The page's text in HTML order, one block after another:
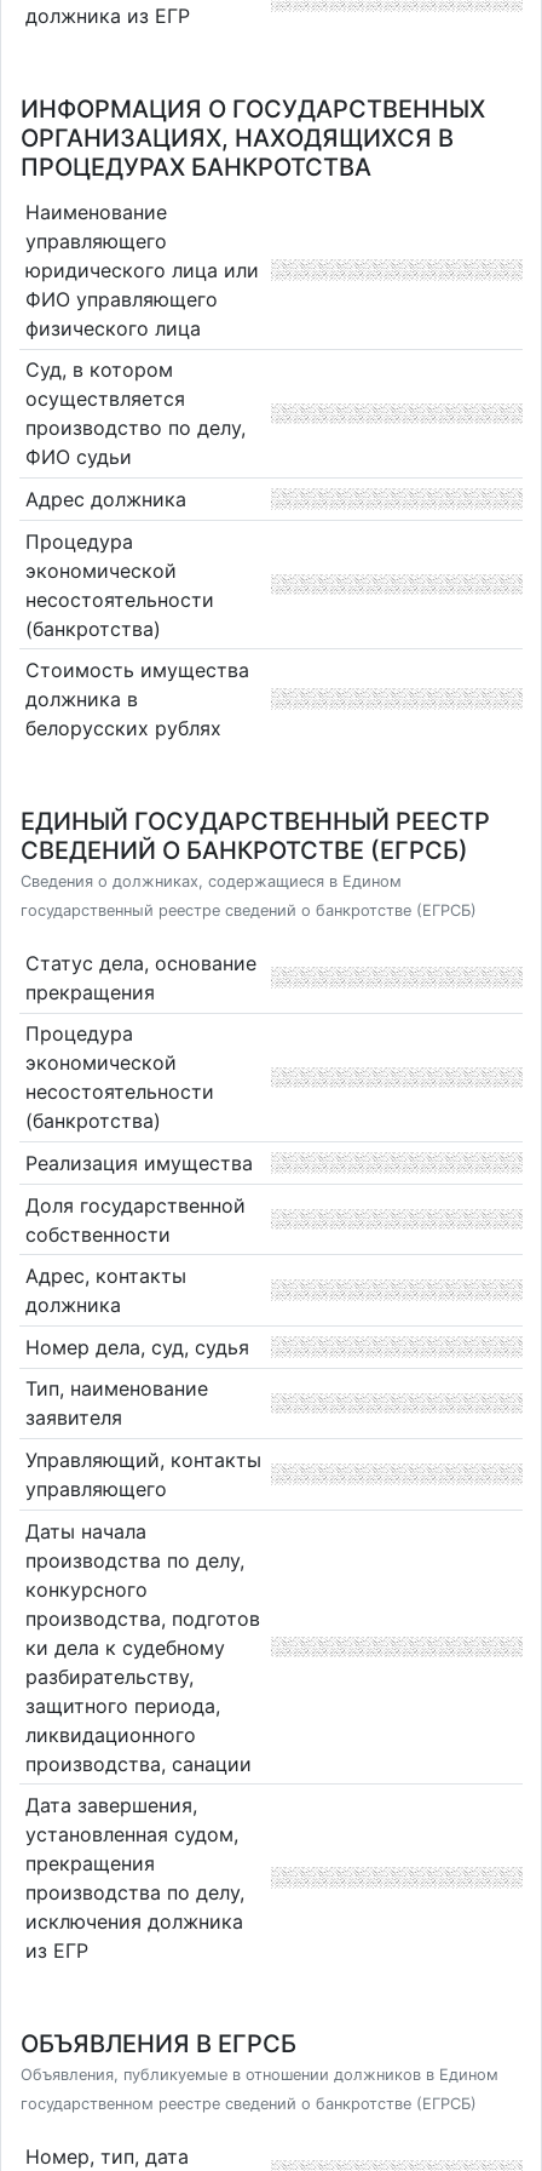
должника из ЕГР
ИНФОРМАЦИЯ О ГОСУДАРСТВЕННЫХ
ОРГАНИЗАЦИЯХ, НАХОДЯЩИХСЯ В
ПРОЦЕДУРАХ БАНКРОТСТВА
Наименование
управляющего
юридического лица или
ФИО управляющего
физического лица
Суд, в котором
осуществляется
производство по делу,
ФИО судьи
Адрес должника
Процедура
экономической
несостоятельности
(банкротства)
Стоимость имущества
должника в
белорусских рублях
ЕДИНЫЙ ГОСУДАРСТВЕННЫЙ РЕЕСТР
СВЕДЕНИЙ О БАНКРОТСТВЕ (ЕГРСБ)
Сведения о должниках, содержащиеся в Едином
государственный реестре сведений о банкротстве (ЕГРСБ)
Статус дела, основание
прекращения
Процедура
экономической
несостоятельности
(банкротства)
Реализация имущества
Доля государственной
собственности
Адрес, контакты
должника
Номер дела, суд, судья
Тип, наименование
заявителя
Управляющий, контакты
управляющего
Даты начала
производства по делу,
конкурсного
производства, подготов
ки дела к судебному
разбирательству,
защитного периода,
ликвидационного
производства, санации
Дата завершения,
установленная судом,
прекращения
производства по делу,
исключения должника
из ЕГР
ОБЪЯВЛЕНИЯ В ЕГРСБ
Объявления, публикуемые в отношении должников в Едином
государственном реестре сведений о банкротстве (ЕГРСБ)
Номер, тип, дата